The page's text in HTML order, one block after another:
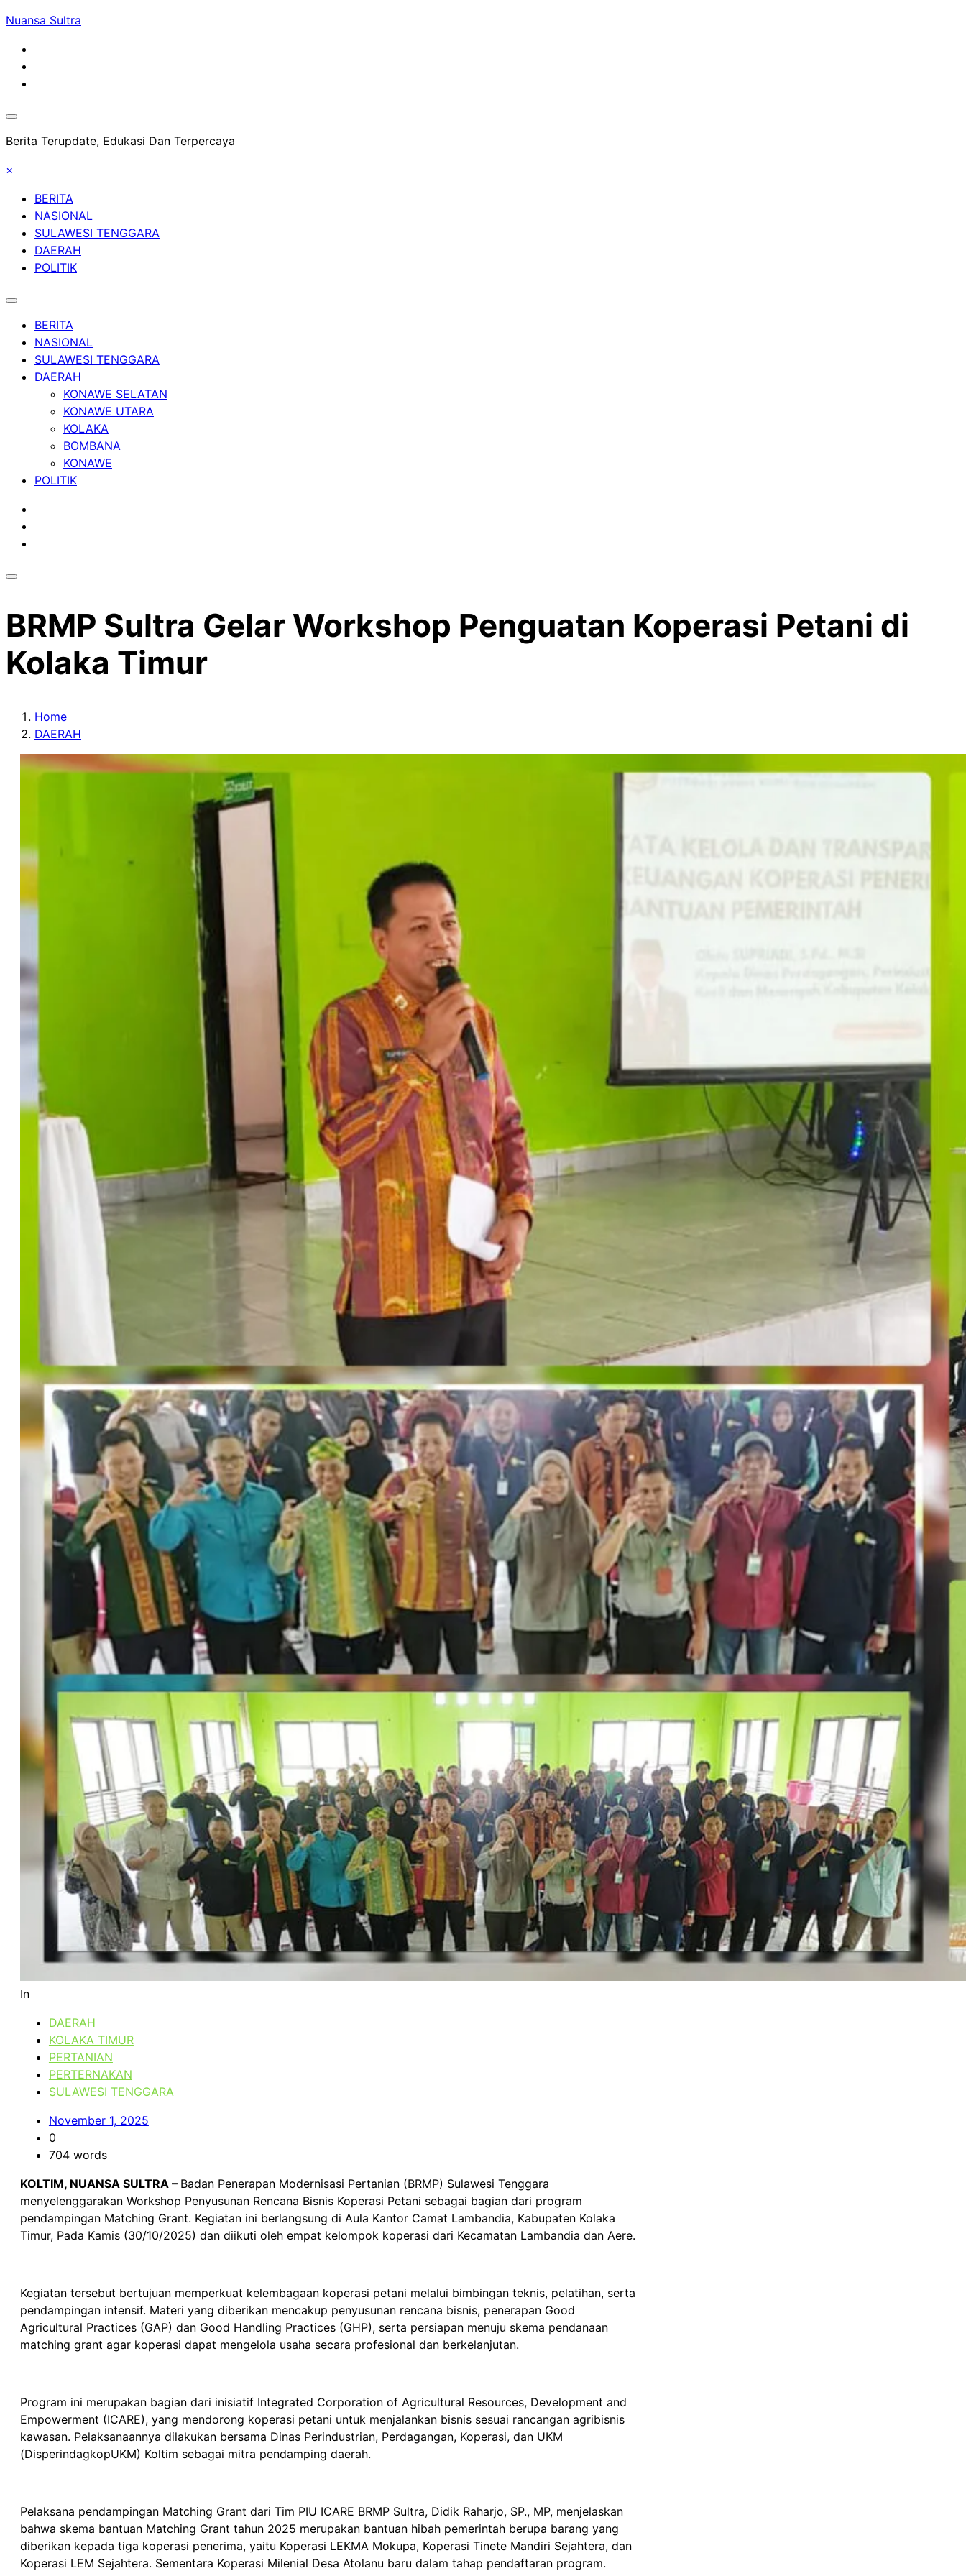
Skip
content
Nuansa Sultra
Berita Terupdate, Edukasi Dan Terpercaya
×
BERITA
NASIONAL
SULAWESI TENGGARA
DAERAH
POLITIK
BERITA
NASIONAL
SULAWESI TENGGARA
DAERAH
KONAWE SELATAN
KONAWE UTARA
KOLAKA
BOMBANA
KONAWE
POLITIK
BRMP Sultra Gelar Workshop Penguatan Koperasi Petani di
Kolaka Timur
Home
DAERAH
In
DAERAH
KOLAKA TIMUR
PERTANIAN
PERTERNAKAN
SULAWESI TENGGARA
November 1, 2025
0
704 words
KOLTIM, NUANSA SULTRA – Badan Penerapan Modernisasi Pertanian (BRMP) Sulawesi Tenggara
menyelenggarakan Workshop Penyusunan Rencana Bisnis Koperasi Petani sebagai bagian dari program
pendampingan Matching Grant. Kegiatan ini berlangsung di Aula Kantor Camat Lambandia, Kabupaten Kolaka
Timur, Pada Kamis (30/10/2025) dan diikuti oleh empat kelompok koperasi dari Kecamatan Lambandia dan Aere.
Kegiatan tersebut bertujuan memperkuat kelembagaan koperasi petani melalui bimbingan teknis, pelatihan, serta
pendampingan intensif. Materi yang diberikan mencakup penyusunan rencana bisnis, penerapan Good
Agricultural Practices (GAP) dan Good Handling Practices (GHP), serta persiapan menuju skema pendanaan
matching grant agar koperasi dapat mengelola usaha secara profesional dan berkelanjutan.
Program ini merupakan bagian dari inisiatif Integrated Corporation of Agricultural Resources, Development and
Empowerment (ICARE), yang mendorong koperasi petani untuk menjalankan bisnis sesuai rancangan agribisnis
kawasan. Pelaksanaannya dilakukan bersama Dinas Perindustrian, Perdagangan, Koperasi, dan UKM
(DisperindagkopUKM) Koltim sebagai mitra pendamping daerah.
Pelaksana pendampingan Matching Grant dari Tim PIU ICARE BRMP Sultra, Didik Raharjo, SP., MP, menjelaskan
bahwa skema bantuan Matching Grant tahun 2025 merupakan bantuan hibah pemerintah berupa barang yang
diberikan kepada tiga koperasi penerima, yaitu Koperasi LEKMA Mokupa, Koperasi Tinete Mandiri Sejahtera, dan
Koperasi LEM Sejahtera. Sementara Koperasi Milenial Desa Atolanu baru dalam tahap pendaftaran program.